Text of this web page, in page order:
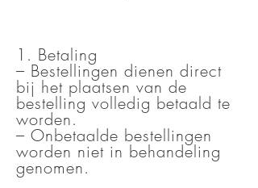
1. Betaling
– Bestellingen dienen direct
bij het plaatsen van de
bestelling volledig betaald te
worden.
– Onbetaalde bestellingen
worden niet in behandeling
genomen.